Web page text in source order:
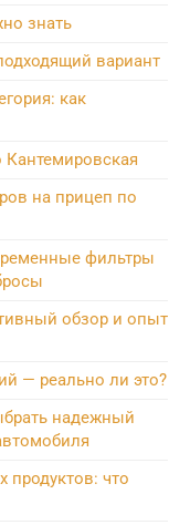
знать
вариант
как
на прицеп по
фильтры
обзор и опыт
— реально ли это?
надежный
продуктов: что